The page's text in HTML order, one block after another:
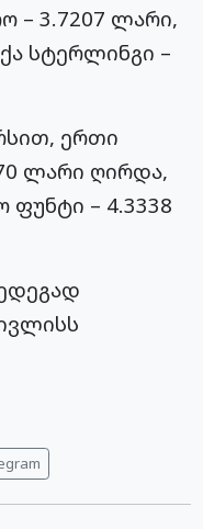
– 3.7207 ლარი,
სტერლინგი –
ერთი
ლარი ღირდა,
– 4.3338